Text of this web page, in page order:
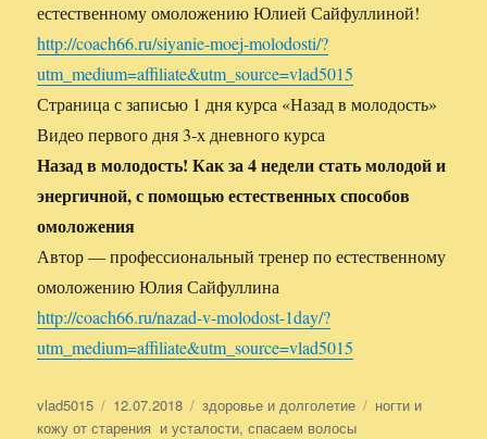
естественному омоложению Юлией Сайфуллиной!
http://coach66.ru/siyanie-moej-molodosti/?
utm_medium=affiliate&utm_source=vlad5015
Страница с записью 1 дня курса «Назад в молодость»
Видео первого дня 3-х дневного курса
Назад в молодость! Как за 4 недели стать молодой и
энергичной, с помощью естественных способов
омоложения
Автор — профессиональный тренер по естественному
омоложению Юлия Сайфуллина
http://coach66.ru/nazad-v-molodost-1day/?
utm_medium=affiliate&utm_source=vlad5015
Автор
vlad5015 Опубликовано
12.07.2018 Рубрики
здоровье и долголетие Метки
ногти и
кожу от старения и усталости,спасаем волосы